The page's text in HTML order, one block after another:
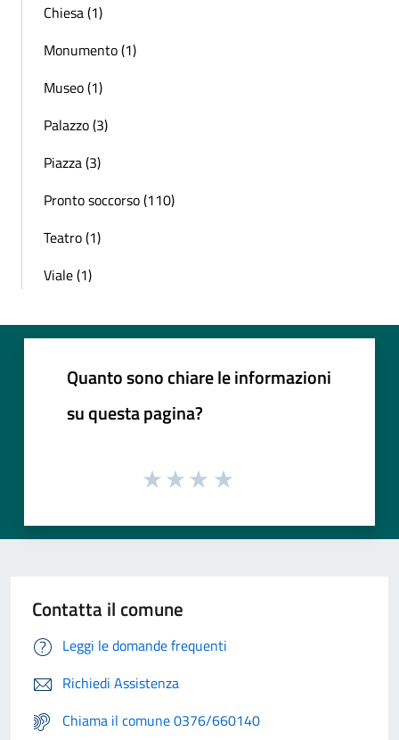
Chiesa (1)
Monumento (1)
Museo (1)
Palazzo (3)
Piazza (3)
Pronto soccorso (110)
Teatro (1)
Viale (1)
Quanto sono chiare le informazioni
su questa pagina?
Contatta il comune
Leggi le domande frequenti
Richiedi Assistenza
Chiama il comune 0376/660140